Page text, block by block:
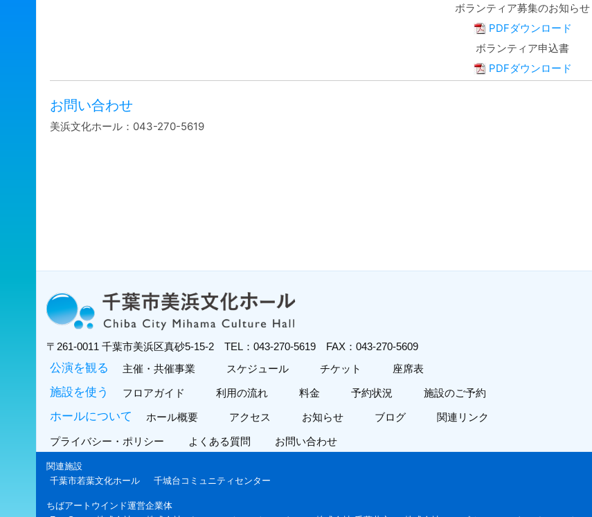
ボランティア募集のお知らせ
PDFダウンロード
ボランティア申込書
PDFダウンロード
お問い合わせ
美浜文化ホール：043-270-5619
〒261-0011 千葉市美浜区真砂5-15-2 TEL：043-270-5619 FAX：043-270-5609
公演を観る 主催・共催事業 スケジュール チケット 座席表
施設を使う フロアガイド 利用の流れ 料金 予約状況 施設のご予約
ホールについて ホール概要 アクセス お知らせ ブログ 関連リンク
プライバシー・ポリシー よくある質問 お問い合わせ
関連施設
千葉市若葉文化ホール
千城台コミュニティセンター
ちばアートウインド運営企業体